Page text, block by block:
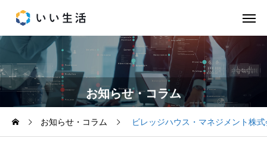
お知らせ・コラム
お知らせ・コラム ビレッジハウス・マネジメント株